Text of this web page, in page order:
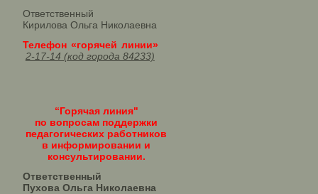
Ответственный
Кирилова Ольга Николаевна
Телефон «горячей линии»
2-17-14 (код города 84233)
“Горячая линия"
по вопросам поддержки
педагогических работников
в информировании и
консультировании.
Ответственный
Пухова Ольга Николаевна